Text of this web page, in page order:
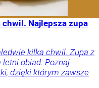
Najlepsza zupa
kilka chwil. Zupa z
letni obiad. Poznaj
dzięki którym zawsze